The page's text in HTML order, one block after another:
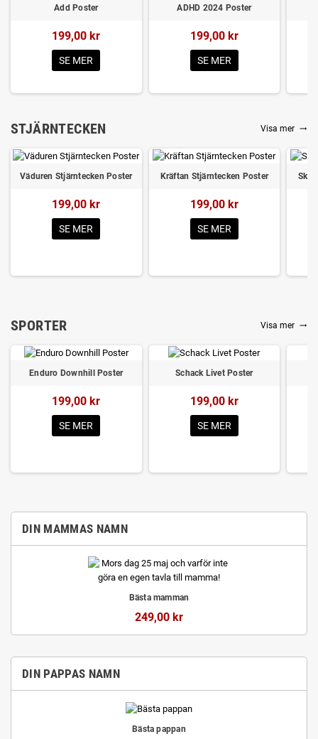
DIN MAMMAS NAMN
Bästa mamman
249,00 kr
DIN PAPPAS NAMN
Bästa pappan
Add Poster
199,00 kr
SE MER
ADHD 2024 Poster
199,00 kr
SE MER
STJÄRNTECKEN Visa mer trending_flat
Väduren Stjärntecken Poster
199,00 kr
SE MER
Kräftan Stjärntecken Poster
199,00 kr
SE MER
SPORTER Visa mer trending_flat
Enduro Downhill Poster
199,00 kr
SE MER
Schack Livet Poster
199,00 kr
SE MER